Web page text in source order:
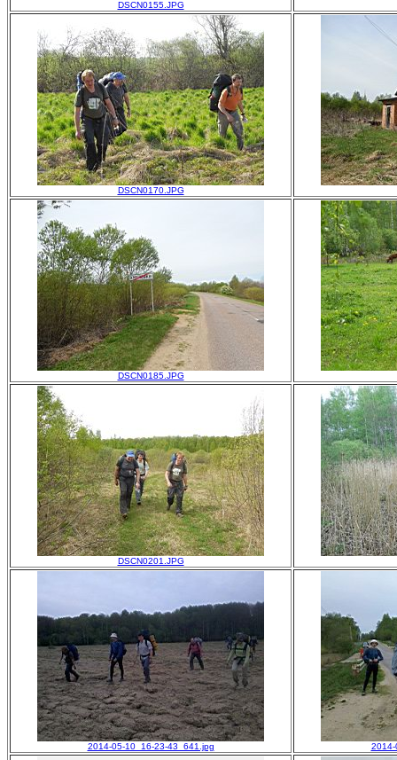
DSCN0155.JPG
DSCN0170.JPG
DSCN0185.JPG
DSCN0201.JPG
2014-05-10_16-23-43_641.jpg 2014-